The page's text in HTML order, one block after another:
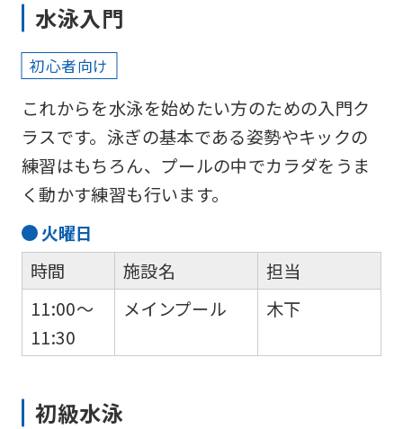
水泳入門
初心者向け
これからを水泳を始めたい方のための入門ク
ラスです。泳ぎの基本である姿勢やキックの
練習はもちろん、プールの中でカラダをうま
く動かす練習も行います。
火曜日
時間
11:00～
11:30
施設名
メインプール
担当
木下
初級水泳